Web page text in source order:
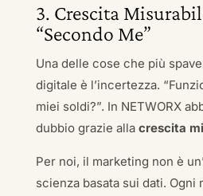
3. Crescita
“Secondo Me”
Una delle cose che più
digitale è l’incertezza.
miei soldi?”. In NETWORX
dubbio grazie alla crescita
Per noi, il marketing non è
scienza basata sui dati. Ogni